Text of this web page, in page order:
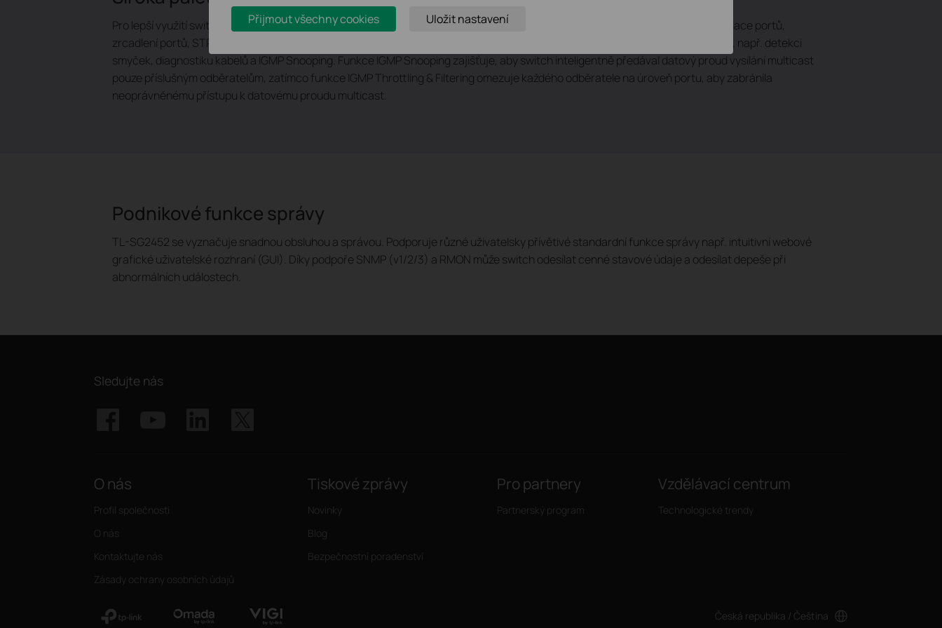
Pro lepší využití switchů 2. vrstvy switch TL-SG2452 podporuje kompletní řadu funkcí na 2. vrstvě, včetně 802.1Q Tag VLAN, izolace portů,
zrcadlení portů, STP/RSTP/MSTP, řízení agregace linek a řízení toku 802.3x. Switch dále nabízí pokročilé funkce pro správu sítě, např. detekci
smyček, diagnostiku kabelů a IGMP Snooping. Funkce IGMP Snooping zajišťuje, aby switch inteligentně předával datový proud vysílání multicast
pouze příslušným odběratelům, zatímco funkce IGMP Throttling & Filtering omezuje každého odběratele na úroveň portu, aby zabránila
neoprávněnému přístupu k datovému proudu multicast.
Podnikové funkce správy
TL-SG2452 se vyznačuje snadnou obsluhou a správou. Podporuje různé uživatelsky přívětivé standardní funkce správy např. intuitivní webové
grafické uživatelské rozhraní (GUI). Díky podpoře SNMP (v1/2/3) a RMON může switch odesílat cenné stavové údaje a odesílat depeše při
abnormálních událostech.
Sledujte nás
O nás
Profil společnosti
O nás
Kontaktujte nás
Zásady ochrany osobních údajů
Tiskové zprávy
Novinky
Blog
Bezpečnostní poradenství
Pro partnery
Partnerský program
Vzdělávací centrum
Technologické trendy
Česká republika / Čeština
Přijmout všechny cookies Uložit nastavení